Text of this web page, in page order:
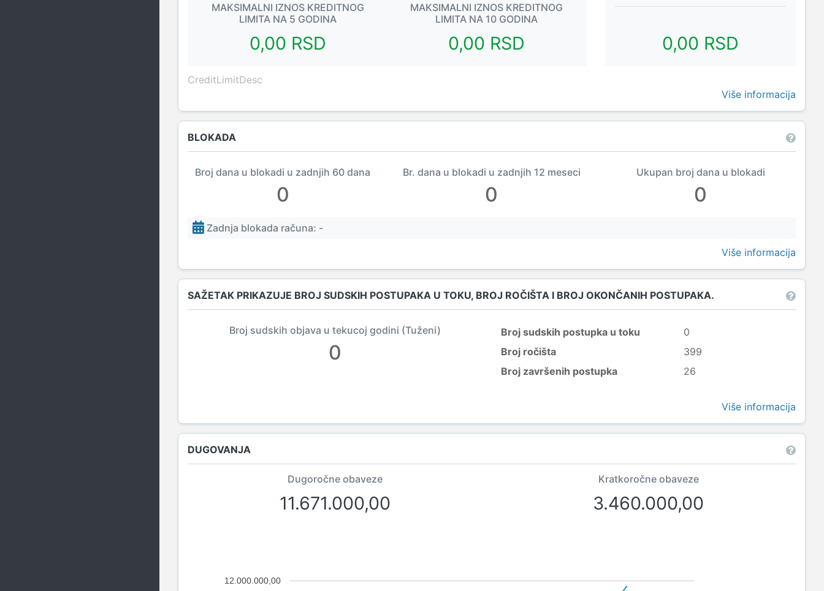
MAKSIMALNI IZNOS KREDITNOG
LIMITA NA 5 GODINA
0,00 RSD
MAKSIMALNI IZNOS KREDITNOG
LIMITA NA 10 GODINA
0,00 RSD 0,00 RSD
CreditLimitDesc
Više informacija
BLOKADA
Broj dana u blokadi u zadnjih 60 dana
0
Br. dana u blokadi u zadnjih 12 meseci
0
Ukupan broj dana u blokadi
0
Zadnja blokada računa: -
Više informacija
SAŽETAK PRIKAZUJE BROJ SUDSKIH POSTUPAKA U TOKU, BROJ ROČIŠTA I BROJ OKONČANIH POSTUPAKA.
Broj sudskih objava u tekucoj godini (Tuženi)
0
Broj sudskih postupka u toku
0
Broj ročišta
399
Broj završenih postupka
26
Više informacija
DUGOVANJA
Dugoročne obaveze
11.671.000,00
Kratkoročne obaveze
3.460.000,00
12.000.000,00